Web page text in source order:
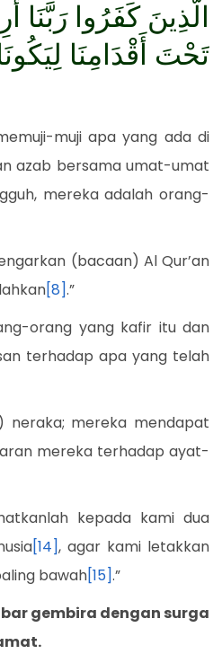
الَّذِينَ كَفَرُوا رَبَّنَا
تَحْتَ أَقْدَامِنَا
muji apa yang ada di
azab bersama umat-umat
mereka adalah orang-
(bacaan) Al Qur’an
[8].”
orang yang kafir itu dan
terhadap apa yang telah
neraka; mereka mendapat
mereka terhadap ayat-
kepada kami dua
[14], agar kami letakkan
bawah[15].”
gembira dengan surga